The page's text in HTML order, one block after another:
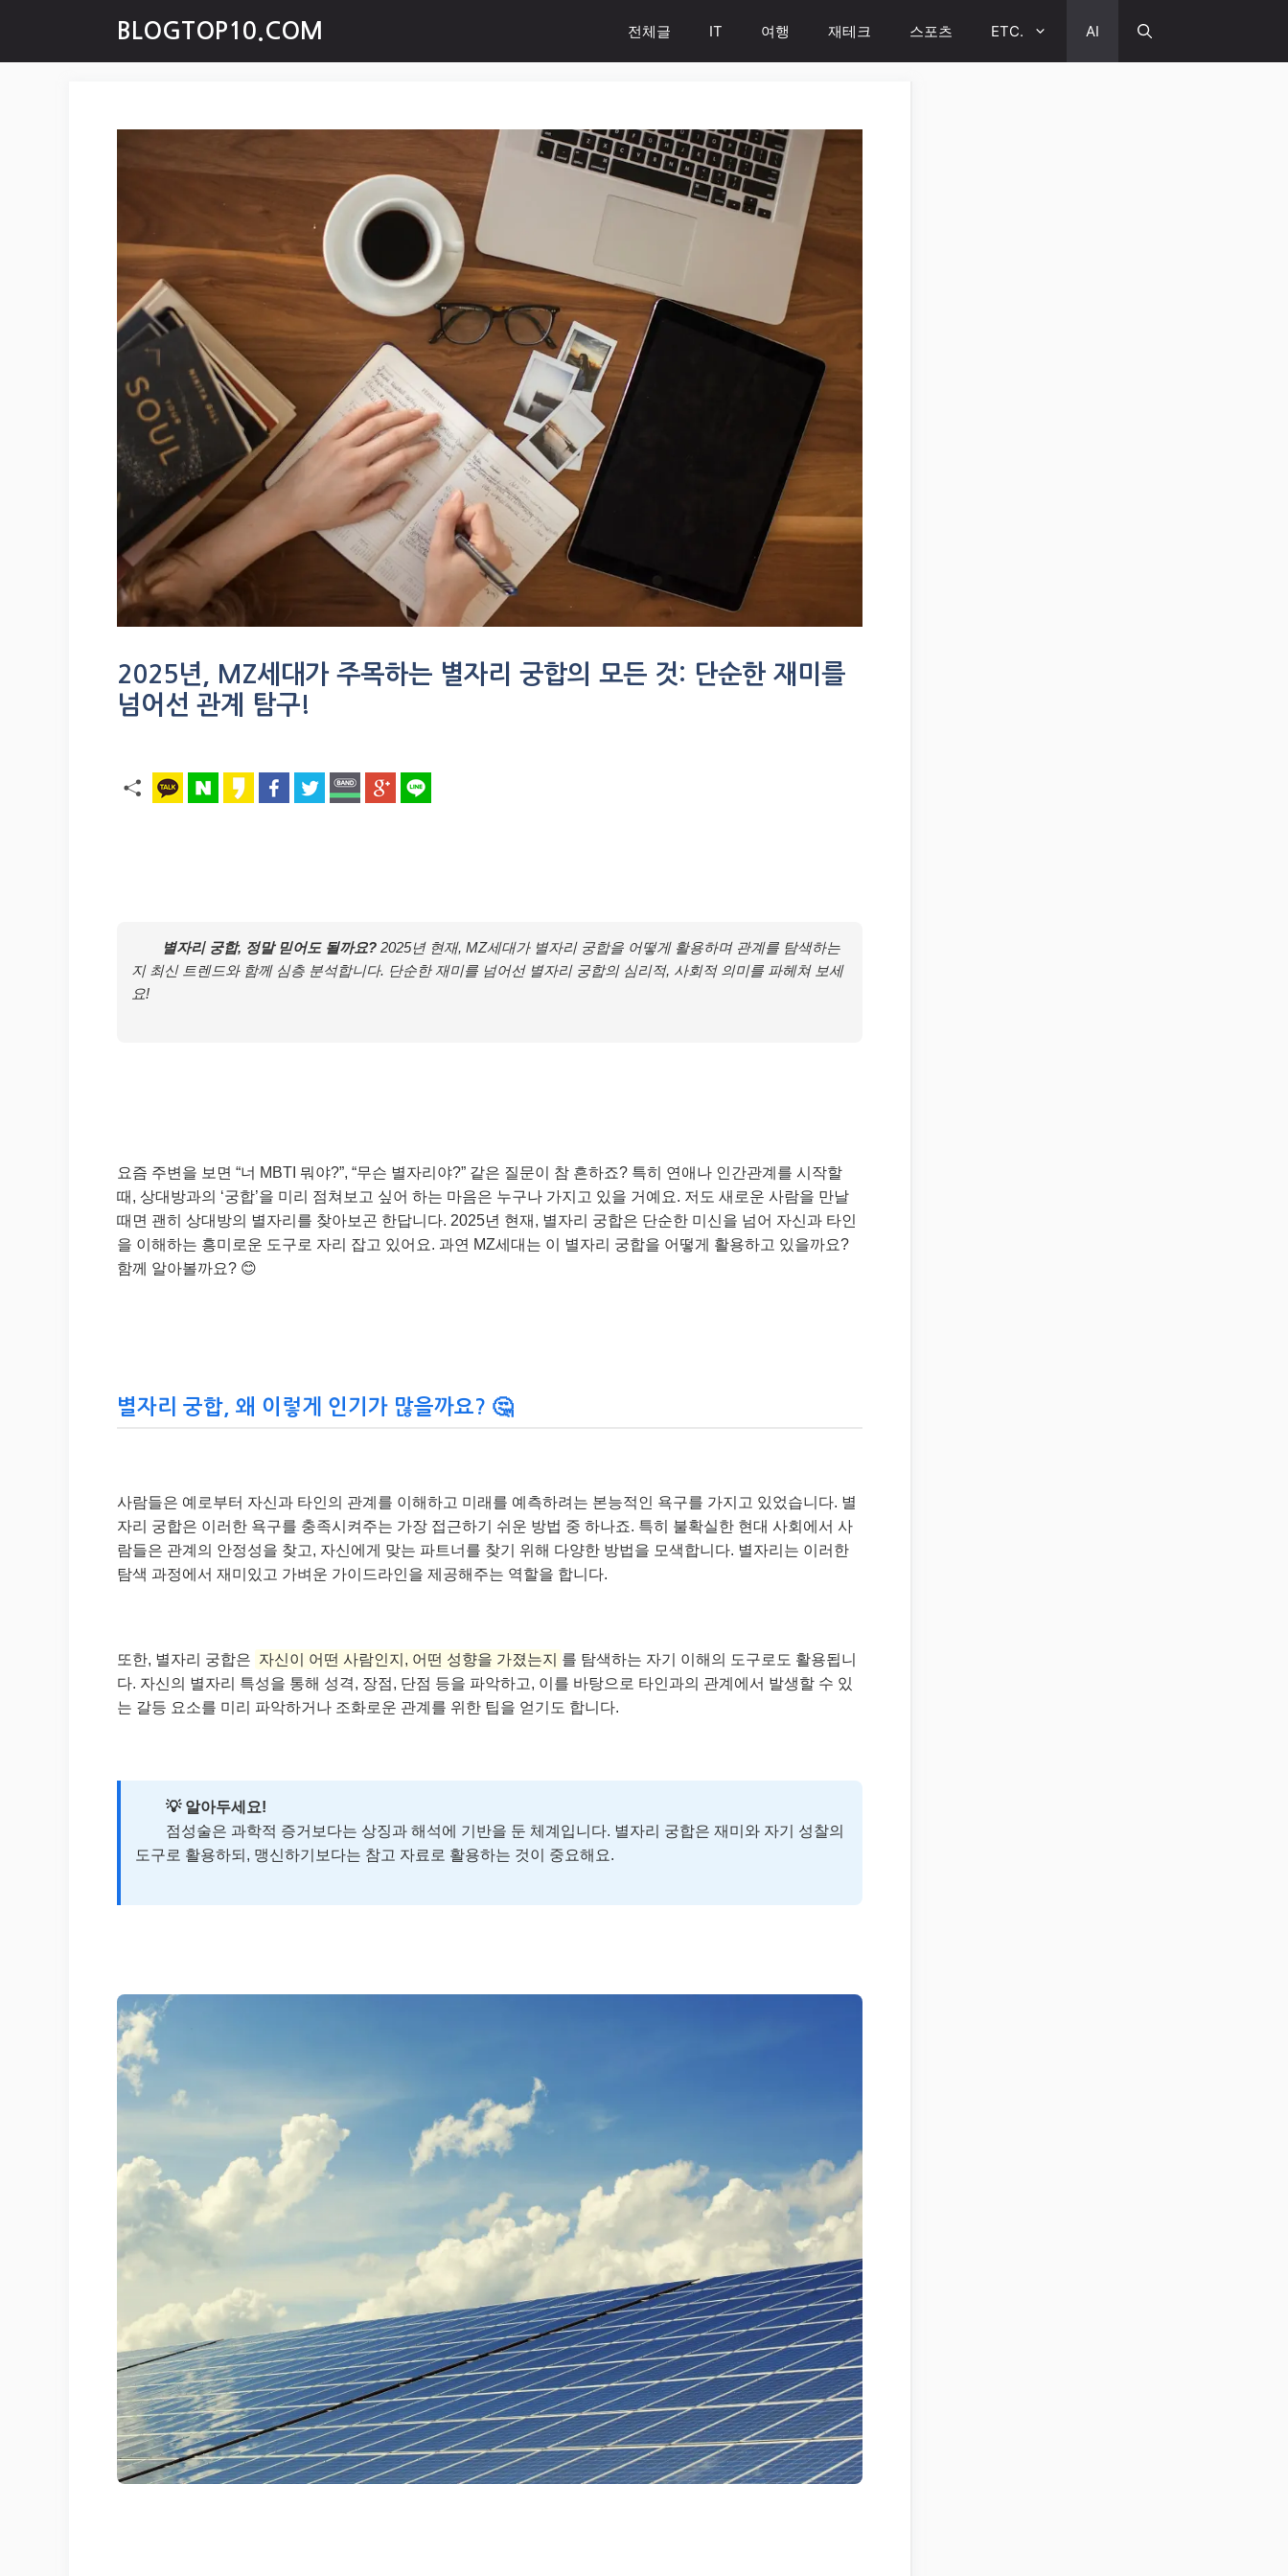
content
BLOGTOP10.COM 전체글 IT 여행 재테크 스포츠 ETC. AI
2025년, MZ세대가 주목하는 별자리 궁합의 모든 것: 단순한 재미를
넘어선 관계 탐구!
별자리 궁합, 정말 믿어도 될까요? 2025년 현재, MZ세대가 별자리 궁합을 어떻게 활용하며 관계를 탐색하는
지 최신 트렌드와 함께 심층 분석합니다. 단순한 재미를 넘어선 별자리 궁합의 심리적, 사회적 의미를 파헤쳐 보세
요!
요즘 주변을 보면 “너 MBTI 뭐야?”, “무슨 별자리야?” 같은 질문이 참 흔하죠? 특히 연애나 인간관계를 시작할
때, 상대방과의 ‘궁합’을 미리 점쳐보고 싶어 하는 마음은 누구나 가지고 있을 거예요. 저도 새로운 사람을 만날
때면 괜히 상대방의 별자리를 찾아보곤 한답니다. 2025년 현재, 별자리 궁합은 단순한 미신을 넘어 자신과 타인
을 이해하는 흥미로운 도구로 자리 잡고 있어요. 과연 MZ세대는 이 별자리 궁합을 어떻게 활용하고 있을까요?
함께 알아볼까요? 😊
별자리 궁합, 왜 이렇게 인기가 많을까요? 🤔
사람들은 예로부터 자신과 타인의 관계를 이해하고 미래를 예측하려는 본능적인 욕구를 가지고 있었습니다. 별
자리 궁합은 이러한 욕구를 충족시켜주는 가장 접근하기 쉬운 방법 중 하나죠. 특히 불확실한 현대 사회에서 사
람들은 관계의 안정성을 찾고, 자신에게 맞는 파트너를 찾기 위해 다양한 방법을 모색합니다. 별자리는 이러한
탐색 과정에서 재미있고 가벼운 가이드라인을 제공해주는 역할을 합니다.
또한, 별자리 궁합은 자신이 어떤 사람인지, 어떤 성향을 가졌는지
를 탐색하는 자기 이해의 도구로도 활용됩니
다. 자신의 별자리 특성을 통해 성격, 장점, 단점 등을 파악하고, 이를 바탕으로 타인과의 관계에서 발생할 수 있
는 갈등 요소를 미리 파악하거나 조화로운 관계를 위한 팁을 얻기도 합니다.
💡 알아두세요!
점성술은 과학적 증거보다는 상징과 해석에 기반을 둔 체계입니다. 별자리 궁합은 재미와 자기 성찰의
도구로 활용하되, 맹신하기보다는 참고 자료로 활용하는 것이 중요해요.